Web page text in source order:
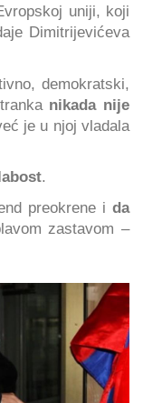
uniji, koji
Dimitrijevićeva
demokratski,
nikada nije
je u njoj vladala
.
preokrene i da
zastavom –